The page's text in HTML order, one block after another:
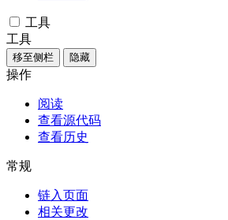
工具
工具
移至侧栏 隐藏
操作
阅读
查看源代码
查看历史
常规
链入页面
相关更改